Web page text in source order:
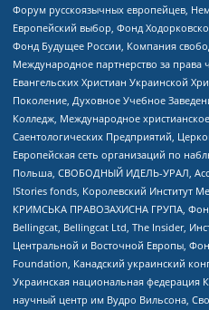
Форум русскоязычных европейцев,
Европейский выбор, Фонд
Фонд Будущее России, Компания
Международное партнерство за права
Евангельских Христиан Украинской
Поколение, Духовное Учебное
Колледж, Международное
Саентологических Предприятий,
Европейская сеть организаций по
Польша, СВОБОДНЫЙ ИДЕЛЬ-УРАЛ,
IStories fonds, Королевский Институт
КРИМСЬКА ПРАВОЗАХИСНА ГРУПА,
Bellingcat, Bellingcat Ltd, The Insider,
Центральной и Восточной Европы,
Foundation, Канадский украинский
Украинская национальная
научный центр им Вудро Вильсона,